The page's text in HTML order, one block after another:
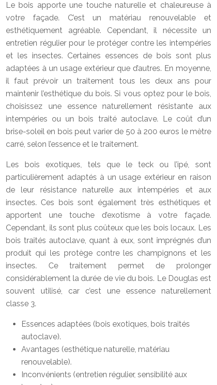
Le bois apporte une touche naturelle et chaleureuse à
votre façade. C’est un matériau renouvelable et
esthétiquement agréable. Cependant, il nécessite un
entretien régulier pour le protéger contre les intempéries
et les insectes. Certaines essences de bois sont plus
adaptées à un usage extérieur que d’autres. En moyenne,
il faut prévoir un traitement tous les deux ans pour
maintenir l’esthétique du bois. Si vous optez pour le bois,
choisissez une essence naturellement résistante aux
intempéries ou un bois traité autoclave. Le coût d’un
brise-soleil en bois peut varier de 50 à 200 euros le mètre
carré, selon l’essence et le traitement.
Les bois exotiques, tels que le teck ou l’ipé, sont
particulièrement adaptés à un usage extérieur en raison
de leur résistance naturelle aux intempéries et aux
insectes. Ces bois sont également très esthétiques et
apportent une touche d’exotisme à votre façade.
Cependant, ils sont plus coûteux que les bois locaux. Les
bois traités autoclave, quant à eux, sont imprégnés d’un
produit qui les protège contre les champignons et les
insectes. Ce traitement permet de prolonger
considérablement la durée de vie du bois. Le Douglas est
souvent utilisé, car c’est une essence naturellement
classe 3.
Essences adaptées (bois exotiques, bois traités
autoclave).
Avantages (esthétique naturelle, matériau
renouvelable).
Inconvénients (entretien régulier, sensibilité aux